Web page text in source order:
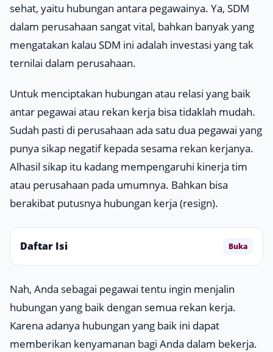
sehat, yaitu hubungan antara pegawainya. Ya, SDM
dalam perusahaan sangat vital, bahkan banyak yang
mengatakan kalau SDM ini adalah investasi yang tak
ternilai dalam perusahaan.
Untuk menciptakan hubungan atau relasi yang baik
antar pegawai atau rekan kerja bisa tidaklah mudah.
Sudah pasti di perusahaan ada satu dua pegawai yang
punya sikap negatif kepada sesama rekan kerjanya.
Alhasil sikap itu kadang mempengaruhi kinerja tim
atau perusahaan pada umumnya. Bahkan bisa
berakibat putusnya hubungan kerja (resign).
Daftar Isi Buka
Nah, Anda sebagai pegawai tentu ingin menjalin
hubungan yang baik dengan semua rekan kerja.
Karena adanya hubungan yang baik ini dapat
memberikan kenyamanan bagi Anda dalam bekerja.